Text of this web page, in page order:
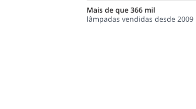
Mais de que 366 mil
lâmpadas vendidas desde 2009